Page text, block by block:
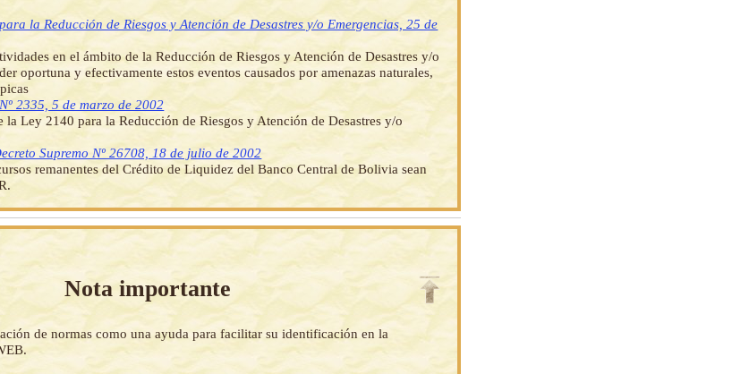
la Reducción de Riesgos y Atención de Desastres y/o Emergencias, 25 de
en el ámbito de la Reducción de Riesgos y Atención de Desastres y/o
oportuna y efectivamente estos eventos causados por amenazas naturales,
2335, 5 de marzo de 2002
Ley 2140 para la Reducción de Riesgos y Atención de Desastres y/o
Supremo Nº 26708, 18 de julio de 2002
remanentes del Crédito de Liquidez del Banco Central de Bolivia sean
Nota importante
de normas como una ayuda para facilitar su identificación en la